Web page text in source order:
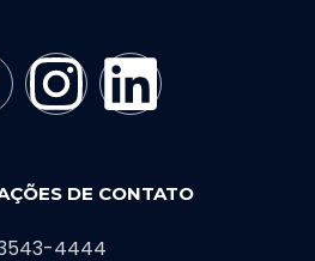
DE CONTATO
4444